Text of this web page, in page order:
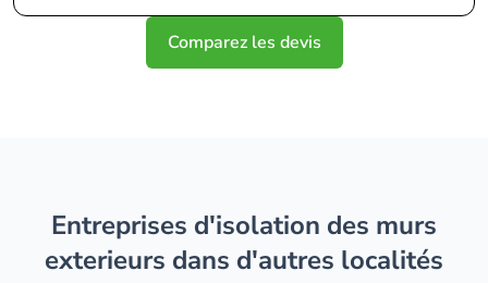
Comparez les devis
entreprises d'isolation des murs
exterieurs dans d'autres localités